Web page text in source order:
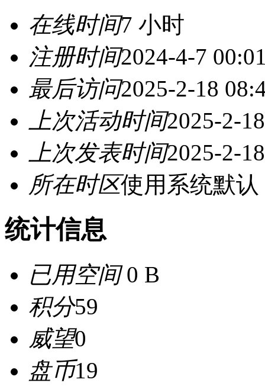
在线时间7 小时
注册时间2024-4-7
最后访问2025-2-18
上次活动时间2025-2-
上次发表时间2025-2-
所在时区使用系统默认
统计信息
已用空间0 B
积分59
威望0
盘币19